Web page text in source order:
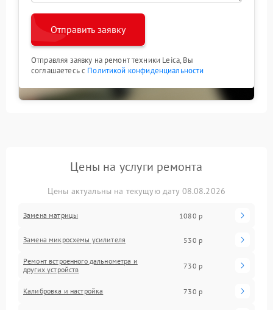
Отправить заявку
Отправляя заявку на ремонт техники Leica, Вы
соглашаетесь с Политикой конфиденциальности
Цены на услуги ремонта
Цены актуальны на текущую дату 08.08.2026
Замена матрицы 1080 р
Замена микросхемы усилителя 530 р
Ремонт встроенного дальнометра и
других устройств
730 р
Калибровка и настройка 730 р